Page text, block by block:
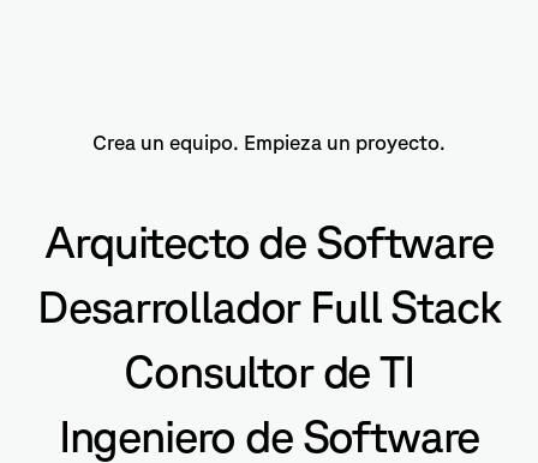
Crea un equipo. Empieza un proyecto.
Arquitecto de Software
Desarrollador Full Stack
Consultor de TI
Ingeniero de Software